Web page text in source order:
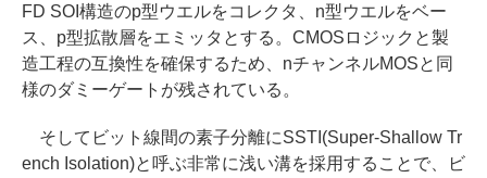
FD SOI構造のp型ウエルをコレクタ、n型ウエルをベー
ス、p型拡散層をエミッタとする。CMOSロジックと製
造工程の互換性を確保するため、nチャンネルMOSと同
様のダミーゲートが残されている。
そしてビット線間の素子分離にSSTI(Super-Shallow Tr
ench Isolation)と呼ぶ非常に浅い溝を採用することで、ビ